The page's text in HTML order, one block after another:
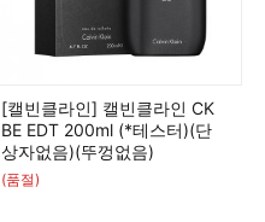
[캘빈클라인] 캘빈클라인 CK
BE EDT 200ml (*테스터)(단
상자없음)(뚜껑없음)
(품절)